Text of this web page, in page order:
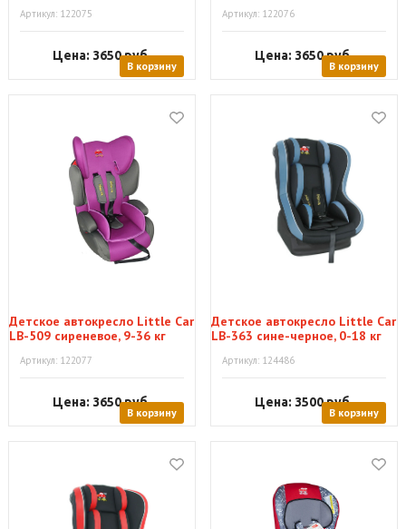
Артикул: 122075
Цена: 3650руб.
В корзину
Артикул: 122076
Цена: 3650руб.
В корзину
Детское автокресло Little Car
LB-509 сиреневое, 9-36 кг
Артикул: 122077
Цена: 3650руб.
В корзину
Детское автокресло Little Car
LB-363 сине-черное, 0-18 кг
Артикул: 124486
Цена: 3500руб.
В корзину